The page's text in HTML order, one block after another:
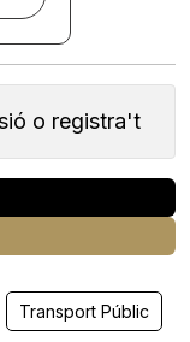
o registra't
Transport Públic